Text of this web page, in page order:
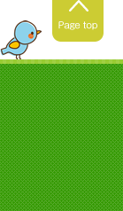
2021年4月24日